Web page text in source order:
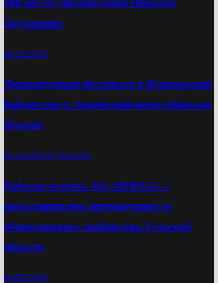
100 лет со дня рождения Николая
Дружинина
09.08.2024
Литературный фестивале в Ясногорской
библиотеке и Творческий вечер Николая
Жукова
27.10.201727.10.2017
Рабочая встреча АО «ЩЖКХ» с
представителем литературного и
общественного сообщества Тульской
области
04.08.2026